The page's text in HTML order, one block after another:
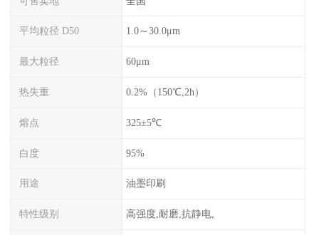
平均粒径 D50 1.0～30.0μm
最大粒径 60μm
热失重 0.2%（150℃,2h）
熔点 325±5℃
白度 95%
用途 油墨印刷
特性级别 高强度,耐磨,抗静电,